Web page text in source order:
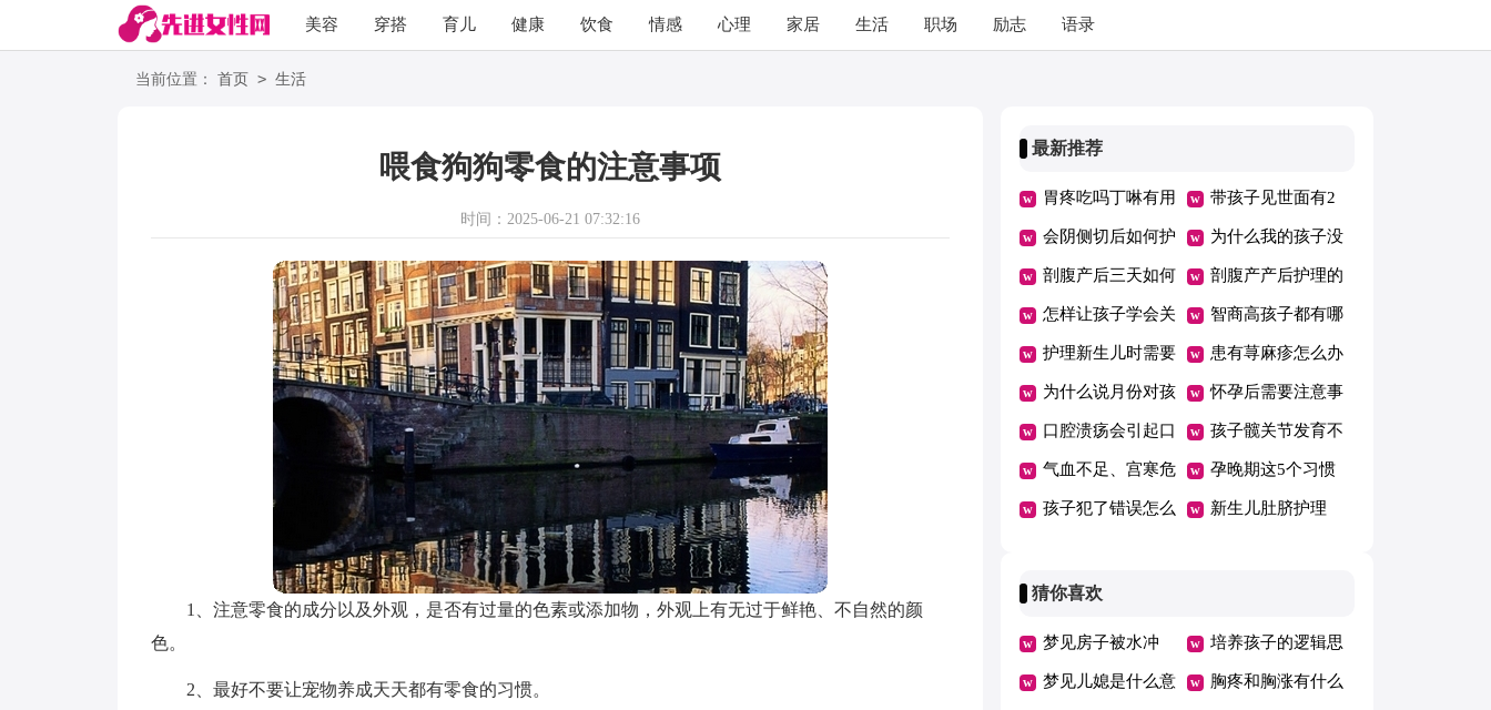
美容 穿搭 育儿 健康 饮食 情感 心理 家居 生活 职场 励志 语录
阅读
当前位置： 首页 > 生活
喂食狗狗零食的注意事项
时间：2025-06-21 07:32:16
1、注意零食的成分以及外观，是否有过量的色素或添加物，外观上有无过于鲜艳、不自然的颜
色。
2、最好不要让宠物养成天天都有零食的习惯。
最新推荐
胃疼吃吗丁啉有用
吗
带孩子见世面有2
个误区，父母要早
知道！
会阴侧切后如何护
理
为什么我的孩子没
有朋友
剖腹产后三天如何
护理
剖腹产产后护理的
注意事项
怎样让孩子学会关
心他人？
智商高孩子都有哪
些特点？
护理新生儿时需要
注意的要点有哪些
患有荨麻疹怎么办
为什么说月份对孩
子的聪明程度有影
响呢？
怀孕后需要注意事
项多 孕妈护理得
当胎儿健康发育
口腔溃疡会引起口
臭吗
孩子髋关节发育不
良怎么办
气血不足、宫寒危
害大怎么办
孕晚期这5个习惯
要改正
孩子犯了错误怎么 新生儿肚脐护理
猜你喜欢
梦见房子被水冲 培养孩子的逻辑思
维发展
梦见儿媳是什么意 胸疼和胸涨有什么